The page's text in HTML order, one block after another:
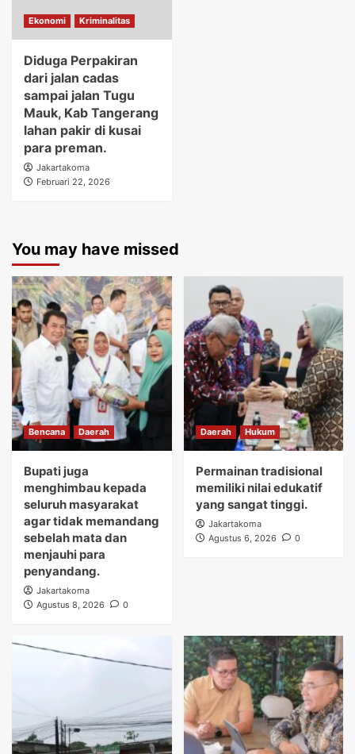
Ekonomi Kriminalitas
Diduga Perpakiran
dari jalan cadas
sampai jalan Tugu
Mauk, Kab Tangerang
lahan pakir di kusai
para preman.
Jakartakoma
Februari 22, 2026
You may have missed
Bencana Daerah
Bupati juga
menghimbau kepada
seluruh masyarakat
agar tidak memandang
sebelah mata dan
menjauhi para
penyandang.
Jakartakoma
Agustus 8, 2026
0
Daerah Hukum
Permainan tradisional
memiliki nilai edukatif
yang sangat tinggi.
Jakartakoma
Agustus 6, 2026
0